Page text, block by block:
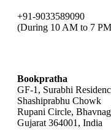
+91-9033589090
(During 10 AM to 7
Bookpratha
GF-1, Surabhi
Shashiprabhu Chowk
Rupani Circle,
Gujarat 364001, India